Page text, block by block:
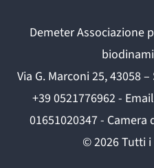
Demeter Associazione
Via G. Marconi 25, 43058
+39 0521776962 -
01651020347 - Camera
©2026Tutti